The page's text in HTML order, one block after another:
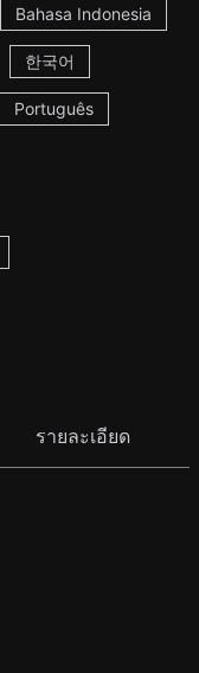
Bahasa Indonesia
한국어
Português
รายละเอียด